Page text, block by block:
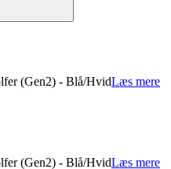
(Gen2) - Blå/HvidLæs mere
(Gen2) - Blå/HvidLæs mere